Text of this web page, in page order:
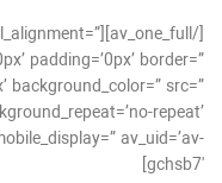
padding=’0px’ border=”
background_color=” src=”
repeat’
av_uid=’av-
gchsb7′]